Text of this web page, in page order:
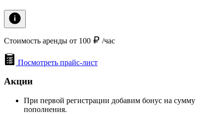
Стоимость аренды от 100 /час
Посмотреть прайс-лист
Акции
При первой регистрации добавим бонус на сумму
пополнения.